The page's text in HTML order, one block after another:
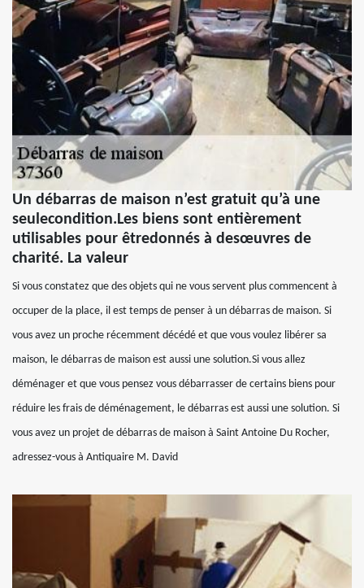
Un débarras de maison n’est gratuit qu’à une
seulecondition.Les biens sont entièrement
utilisables pour êtredonnés à desœuvres de
charité. La valeur
Si vous constatez que des objets qui ne vous servent plus commencent à
occuper de la place, il est temps de penser à un débarras de maison. Si
vous avez un proche récemment décédé et que vous voulez libérer sa
maison, le débarras de maison est aussi une solution.Si vous allez
déménager et que vous pensez vous débarrasser de certains biens pour
réduire les frais de déménagement, le débarras est aussi une solution. Si
vous avez un projet de débarras de maison à Saint Antoine Du Rocher,
adressez-vous à Antiquaire M. David